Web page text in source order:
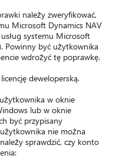
należy zweryfikować,
Microsoft Dynamics NAV
systemu Microsoft
Powinny być użytkownika
wdrożyć tę poprawkę.
deweloperską.
w oknie
lub w oknie
być przypisany
nie można
sprawdzić, czy konto